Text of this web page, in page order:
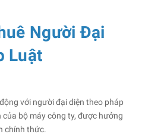
Người Đại
Luật
với người đại diện theo pháp
bộ máy công ty, được hưởng
chính thức.